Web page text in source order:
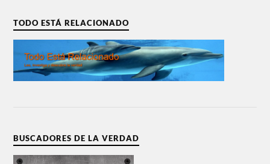
TODO ESTÁ RELACIONADO
BUSCADORES DE LA VERDAD